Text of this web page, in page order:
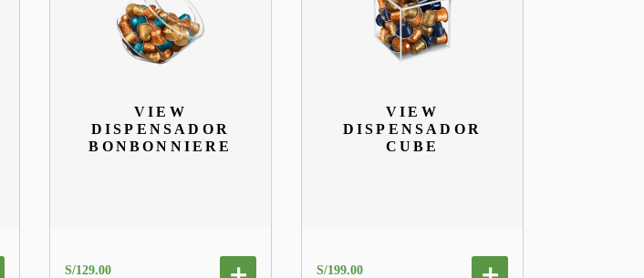
VIEW
DISPENSADOR
BONBONNIERE
S/129.00
VIEW
DISPENSADOR
CUBE
S/199.00